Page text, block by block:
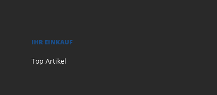
IHR EINKAUF
Top Artikel